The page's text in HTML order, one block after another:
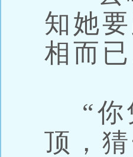
知她
相而
“你
顶，